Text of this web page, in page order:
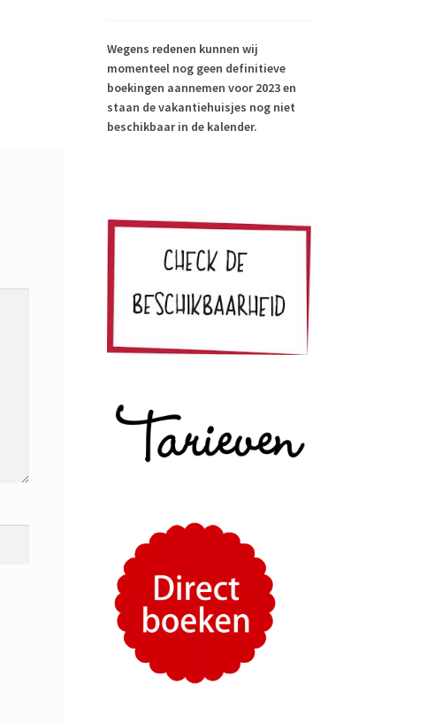
Wegens redenen kunnen wij
momenteel nog geen definitieve
boekingen aannemen voor 2023 en
staan de vakantiehuisjes nog niet
beschikbaar in de kalender.